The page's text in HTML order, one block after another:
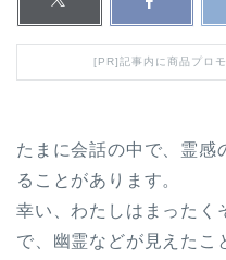
[PR]記事内に商品プロ
たまに会話の中で、霊感
ることがあります。
幸い、わたしはまったく
で、幽霊などが見えたこ